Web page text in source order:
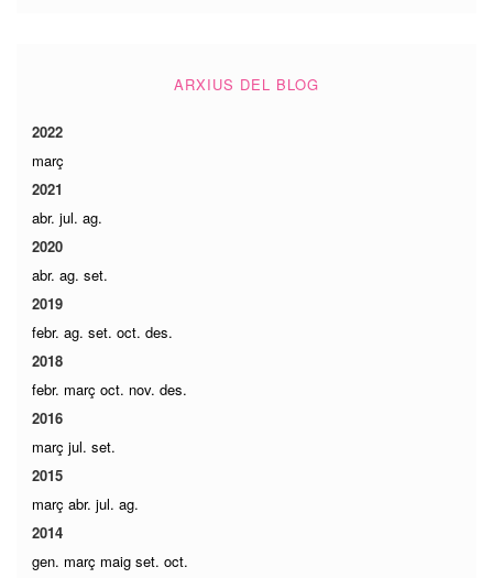
ARXIUS DEL BLOG
2022
març
2021
abr. jul. ag.
2020
abr. ag. set.
2019
febr. ag. set. oct. des.
2018
febr. març oct. nov. des.
2016
març jul. set.
2015
març abr. jul. ag.
2014
gen. març maig set. oct.